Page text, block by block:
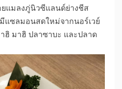
ยแมลงภู่นิวซีแลนด์ย่างชีส
แซลมอนสดใหม่จากนอร์เวย์
มาฮิ ปลาซาบะ และปลาด